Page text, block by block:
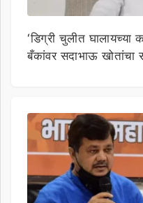
‘डिग्री चुलीत घालायच्या
बँकांवर सदाभाऊ खोतांचा